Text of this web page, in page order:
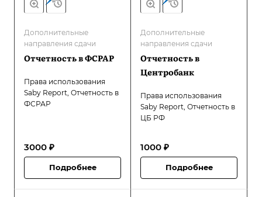
Дополнительные
направления сдачи
Отчетность в ФСРАР
Права использования
Saby Report, Отчетность в
ФСРАР
3000 ₽
Подробнее
Дополнительные
направления сдачи
Отчетность в
Центробанк
Права использования
Saby Report, Отчетность в
ЦБ РФ
1000 ₽
Подробнее